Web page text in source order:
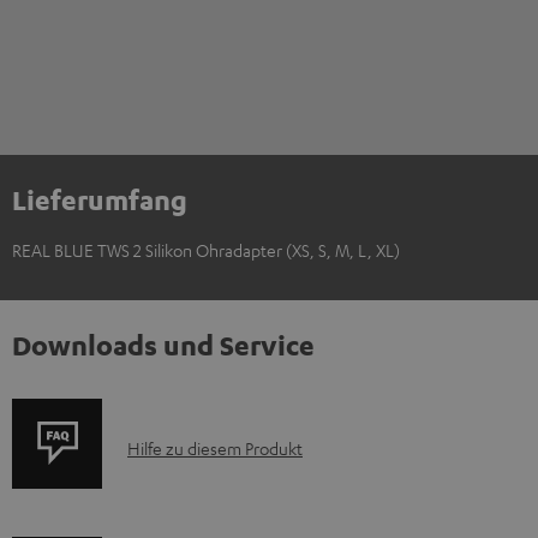
Lieferumfang
REAL BLUE TWS 2 Silikon Ohradapter (XS, S, M, L, XL)
Downloads und Service
P
Hilfe zu diesem Produkt